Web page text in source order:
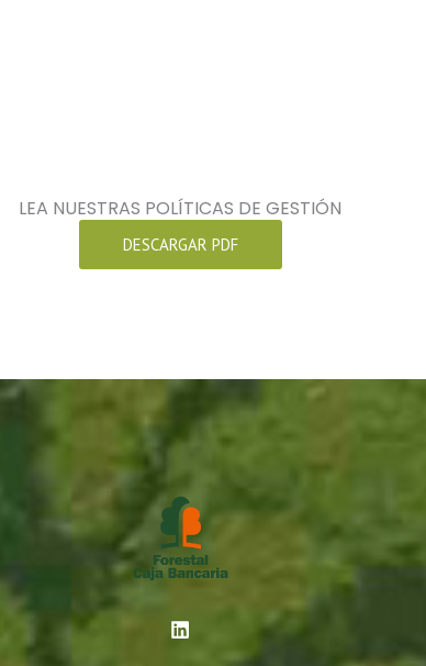
LEA NUESTRAS POLÍTICAS DE GESTIÓN
DESCARGAR PDF